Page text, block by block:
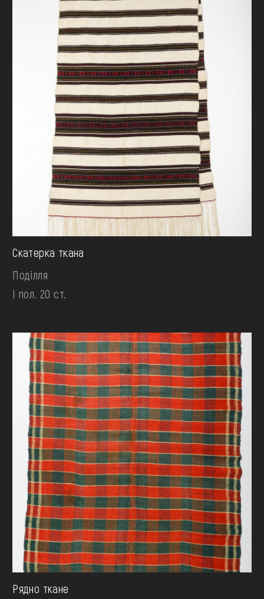
Скатерка ткана
Поділля
І пол. 20 ст.
Рядно ткане